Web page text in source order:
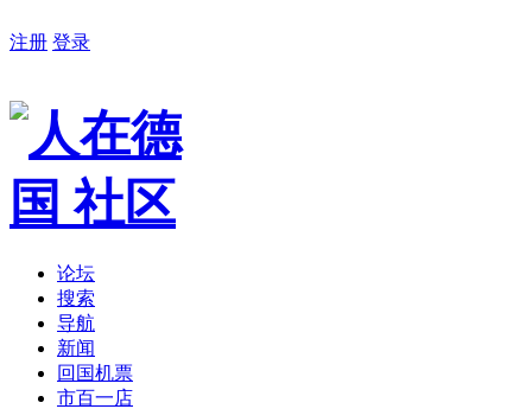
注册 登录
论坛
搜索
导航
新闻
回国机票
市百一店